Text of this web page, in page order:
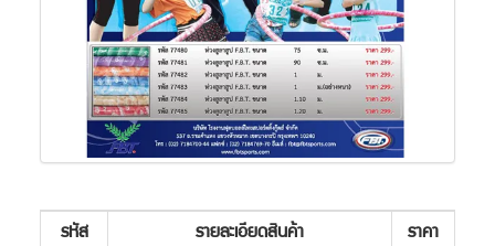
รหัส รายละเอียดสินค้า ราคา